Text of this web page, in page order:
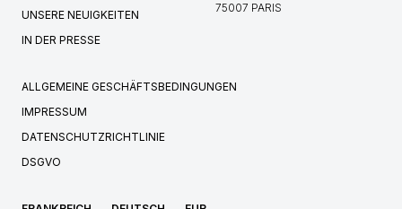
UNSERE NEUIGKEITEN
IN DER PRESSE
75007 PARIS
ALLGEMEINE GESCHÄFTSBEDINGUNGEN
IMPRESSUM
DATENSCHUTZRICHTLINIE
DSGVO